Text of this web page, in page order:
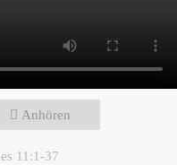
Anhören
11:1-37